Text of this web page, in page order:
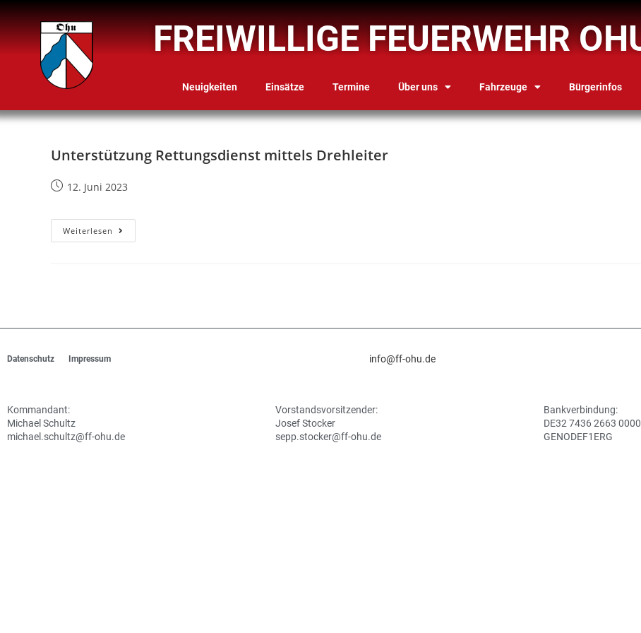
FREIWILLIGE FEUERWEHR
Neuigkeiten Einsätze Termine Über uns Fahrzeuge Bürgerinfos
Unterstützung Rettungsdienst mittels Drehleiter
12. Juni 2023
Weiterlesen
Datenschutz Impressum info@ff-ohu.de
Kommandant:
Michael Schultz
michael.schultz@ff-ohu.de
Vorstandsvorsitzender:
Josef Stocker
sepp.stocker@ff-ohu.de
Bankverbindung:
DE32 7436 2663
GENODEF1ERG